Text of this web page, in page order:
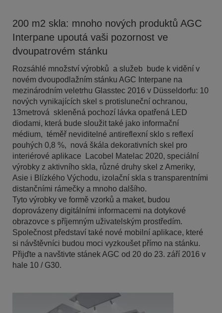
200 m2 skla: mnoho nových produktů AGC
Interpane upoutá vaši pozornost ve
dvoupatrovém stánku
Rozsáhlé množství výrobků a služeb bude k vidění v
novém dvoupodlažním stánku AGC Interpane na
mezinárodním veletrhu Glasstec 2016 v Düsseldorfu: 10
nových vynikajících skel s protisluneční ochranou,
13metrová skleněná pochozí lávka opatřená LED
diodami, která bude sloužit také jako informační
médium, téměř neviditelné antireflexní sklo s reflexí
pouhých 0,8 %, nová škála dekorativních skel pro
interiérové aplikace Lacobel Matelac 2020, speciální
výrobky z aktivního skla, různé druhy skel z Ameriky,
Asie i Blízkého Východu, izolační skla s transparentními
distančními rámečky a mnoho dalšího.
Tyto výrobky ve formě vzorků a maket, budou
doprovázeny digitálními informacemi na dotykové
obrazovce s příjemným uživatelským prostředím.
Společnost představí také nové mobilní aplikace, které
si návštěvníci budou moci vyzkoušet přímo na stánku.
Přijďte a navštivte stánek AGC od 20 do 23. září 2016 v
hale 10 / G30.